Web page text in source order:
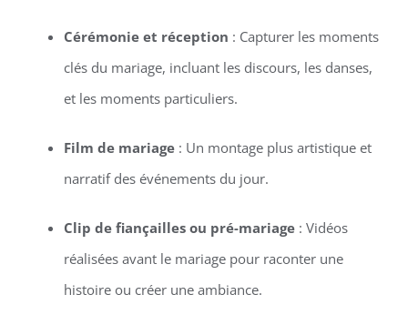
Cérémonie et réception : Capturer les moments
clés du mariage, incluant les discours, les danses,
et les moments particuliers.
Film de mariage: Un montage plus artistique et
narratif des événements du jour.
Clip de fiançailles ou pré-mariage: Vidéos
réalisées avant le mariage pour raconter une
histoire ou créer une ambiance.